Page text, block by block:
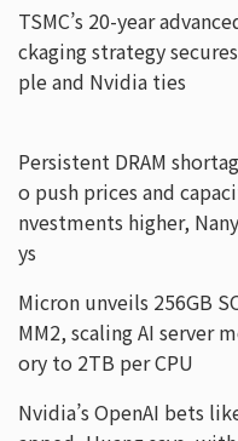
TSMC’s 20-year
ckaging strategy
ple and Nvidia ties
Persistent DRAM
o push prices and
nvestments higher,
ys
Micron unveils 256GB
MM2, scaling AI server
ory to 2TB per CPU
Nvidia’s OpenAI bets